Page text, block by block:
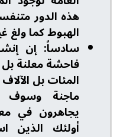
هذه الدور
الهبوط كما ولغ
سادساً: إن
فاحشة معلنة
المئات بل
ماجنة وسوف
يجاهرون في
أولئك الذين